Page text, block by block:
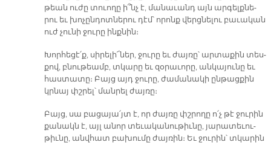
թեան ու­ժը տուո­ղը ի՞նչ է, մա­նա­ւանդ այն ար­գելք­նե­
րու եւ խո­չըն­դոտ­նե­րու դէմ՝ ո­րոնք վերց­նե­լու բա­ւա­կան
ուժ չու­նի ջու­րը ինք­նին։
Խոր­հե­ցէ՛ք, սի­րե­լի՜­ներ, ջու­րը եւ ժայ­ռը՝ ար­տա­քին տես­
քով, բնու­թեամբ, տկա­րը եւ զօ­րա­ւո­րը, ան­կա­յու­նը եւ
հաս­տա­տը։ Բայց այդ ջու­րը, ժա­մա­նա­կի ըն­թաց­քին
կրնայ փշրել՝ ման­րել ժայ­ռը։
Բայց, սա բա­ցա­յա՛յտ է, որ ժայ­ռը փշրո­ղը ո՛չ թէ ջու­րին
քա­նակն է, այլ ա­նոր տե­ւա­կա­նու­թիւ­նը, յա­րա­տե­ւու­
թիւ­նը, անվ­հատ բա­խու­մը ժայ­ռին։ Եւ ջու­րին՝ տկա­րին